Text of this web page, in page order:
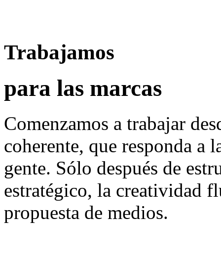
Trabajamos
para las marcas
Comenzamos a trabajar
coherente, que responda a
gente. Sólo después de
estratégico, la creatividad
propuesta de medios.